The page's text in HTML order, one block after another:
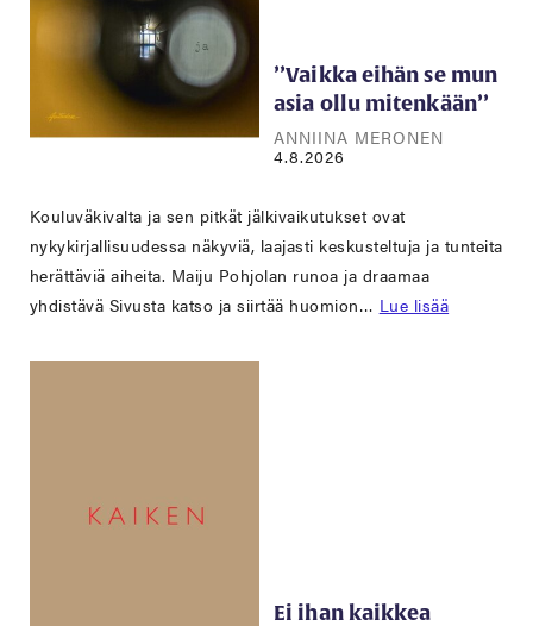
’’Vaikka eihän se mun
asia ollu mitenkään’’
ANNIINA MERONEN
4.8.2026
Kouluväkivalta ja sen pitkät jälkivaikutukset ovat
nykykirjallisuudessa näkyviä, laajasti keskusteltuja ja tunteita
herättäviä aiheita. Maiju Pohjolan runoa ja draamaa
yhdistävä Sivusta katso ja siirtää huomion… Lue lisää
Ei ihan kaikkea